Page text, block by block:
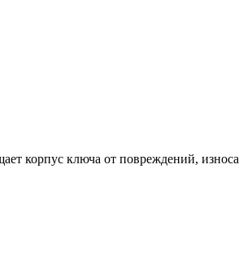
корпус ключа от повреждений,